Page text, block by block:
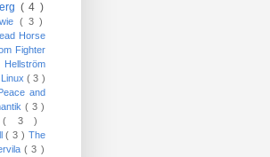
( 4 )
( 3 )
Horse
Fighter
Hellström
Linux ( 3 )
and
( 3 )
( 3 )
( 3 ) The
( 3 )